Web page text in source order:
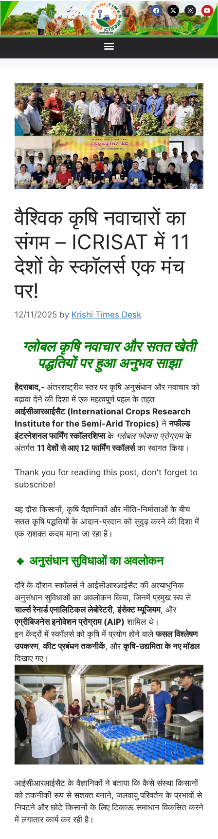
वैश्विक कृषि नवाचारों का
संगम – ICRISAT में 11
देशों के स्कॉलर्स एक मंच
पर!
12/11/2025 by Krishi Times Desk
ग्लोबल कृषि नवाचार और सतत खेती
पद्धतियों पर हुआ अनुभव साझा
हैदराबाद,- अंतरराष्ट्रीय स्तर पर कृषि अनुसंधान और नवाचार को
बढ़ावा देने की दिशा में एक महत्वपूर्ण पहल के तहत
आईसीआरआईसैट (International Crops Research
Institute for the Semi-Arid Tropics) नेनफील्ड
इंटरनेशनल फार्मिंग स्कॉलरशिप्सके ग्लोबल फोकस प्रोग्रामके
अंतर्गत 11 देशों से आए 12 फार्मिंग स्कॉलर्सका स्वागत किया।
Thank you for reading this post, don't forget to
subscribe!
यह दौरा किसानों, कृषि वैज्ञानिकों और नीति-निर्माताओं के बीच
सतत कृषि पद्धतियों के आदान-प्रदान को सुदृढ़ करने की दिशा में
एक सशक्त कदम माना जा रहा है।
🔸 अनुसंधान सुविधाओं का अवलोकन
दौरे के दौरान स्कॉलर्स ने आईसीआरआईसैट की अत्याधुनिक
अनुसंधान सुविधाओं का अवलोकन किया, जिनमें प्रमुख रूप से
चार्ल्स रेनार्ड एनालिटिकल लेबोरेटरी,इंसेक्ट म्यूजियम, और
एग्रीबिजनेस इनोवेशन प्रोग्राम (AIP) शामिल थे।
इन केंद्रों में स्कॉलर्स को कृषि में प्रयोग होने वालेफसल विश्लेषण
उपकरण,कीट प्रबंधन तकनीकें, औरकृषि-उद्यमिता के नए मॉडल
दिखाए गए।
आईसीआरआईसैट के वैज्ञानिकों ने बताया कि कैसे संस्था किसानों
को तकनीकी रूप से सशक्त बनाने, जलवायु परिवर्तन के प्रभावों से
निपटने और छोटे किसानों के लिए टिकाऊ समाधान विकसित करने
में लगातार कार्य कर रही है।